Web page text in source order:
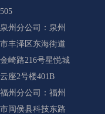
505
泉州分公司：泉州
市丰泽区东海街道
金崎路216号星悦城
云座2号楼401B
福州分公司：福州
市闽侯县科技东路